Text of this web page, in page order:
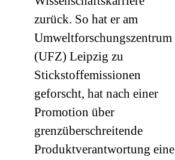
zurück. So hat er am
Umweltforschungszentrum
(UFZ) Leipzig zu
Stickstoffemissionen
geforscht, hat nach einer
Promotion über
grenzüberschreitende
Produktverantwortung eine